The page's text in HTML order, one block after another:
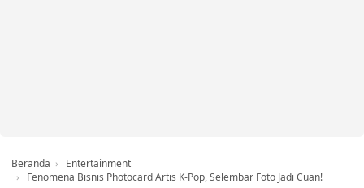
Beranda
Entertainment
Fenomena Bisnis Photocard Artis K-Pop, Selembar Foto Jadi Cuan!